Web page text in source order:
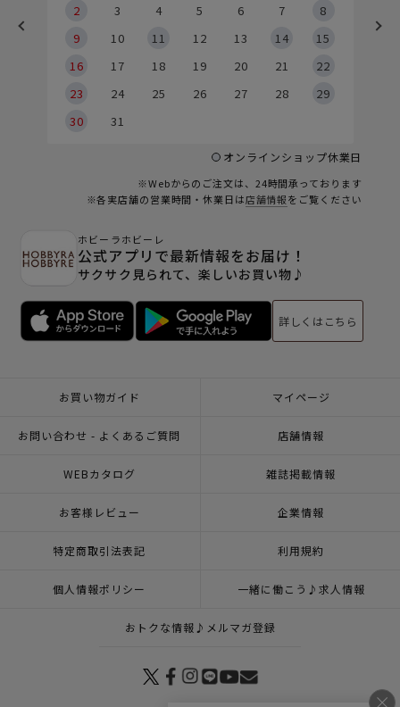
2
3 4 5 6 7
8
9
10 11 12 13 14
15
16
17 18 19 20 21
22
23
24 25 26 27 28
29
30
31
オンラインショップ休業日
※Webからのご注文は、24時間承っております
※各実店舗の営業時間・休業日は店舗情報をご覧ください
ホビーラホビーレ
公式アプリで最新情報をお届け！
サクサク見られて、楽しいお買い物♪
詳しくはこちら
お買い物ガイド マイページ
お問い合わせ - よくあるご質問 店舗情報
WEBカタログ 雑誌掲載情報
お客様レビュー 企業情報
特定商取引法表記 利用規約
個人情報ポリシー 一緒に働こう♪求人情報
おトクな情報♪メルマガ登録